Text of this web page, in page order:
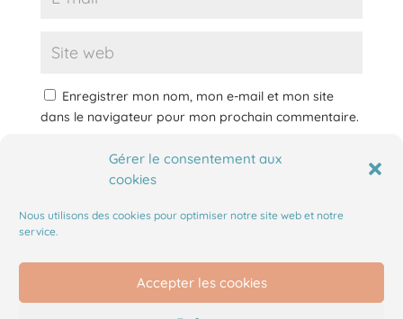
Gérer le consentement aux
cookies
Nous utilisons des cookies pour optimiser notre site web et notre
service.
Accepter les cookies
Enregistrer mon nom, mon e-mail et mon site
dans le navigateur pour mon prochain commentaire.